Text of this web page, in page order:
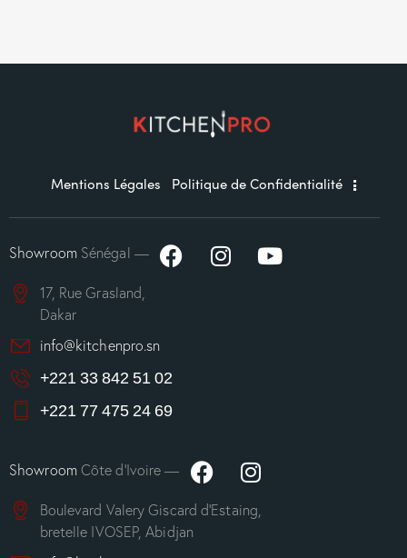
Mentions Légales Politique de Confidentialité
ShowroomSénégal —
17, Rue Grasland,
Dakar
info@kitchenpro.sn
+221 33 842 51 02
+221 77 475 24 69
ShowroomCôte d’Ivoire —
Boulevard Valery Giscard d’Estaing,
bretelle IVOSEP, Abidjan